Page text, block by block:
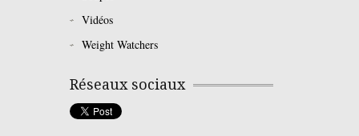
Vidéos
Weight Watchers
Réseaux sociaux